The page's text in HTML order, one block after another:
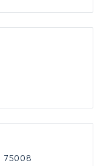
75008